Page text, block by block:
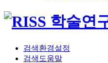
검색환경설정
검색도움말